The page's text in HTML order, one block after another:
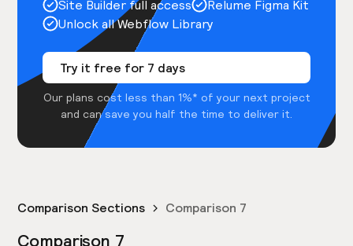
Site Builder full access
Relume Figma Kit
Unlock all Webflow Library
Try it free for 7 days
Our plans cost less than 1%* of your next project
and can save you half the time to deliver it.
Comparison Sections Comparison 7
Comparison 7